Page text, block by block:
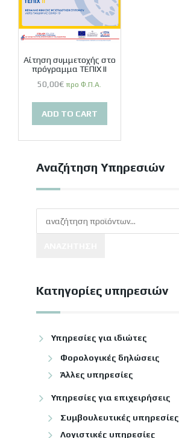
Αίτηση συμμετοχής στο
πρόγραμμα ΤΕΠΙΧ ΙΙ
50,00€ προ Φ.Π.Α.
ADD TO CART
Αναζήτηση Υπηρεσιών
Κατηγορίες υπηρεσιών
Υπηρεσίες για ιδιώτες
Φορολογικές δηλώσεις
Άλλες υπηρεσίες
Υπηρεσίες για επιχειρήσεις
Συμβουλευτικές υπηρεσίες
Λογιστικές υπηρεσίες